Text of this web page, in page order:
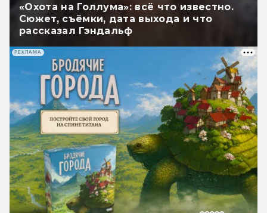
«Охота на Голлума»: всё что известно.
Сюжет, съёмки, дата выхода и что
рассказал Гэндальф
РЕКЛАМА